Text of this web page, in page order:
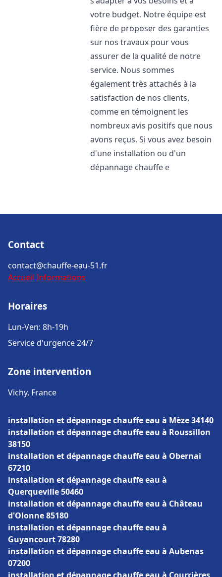
votre budget. Notre équipe est
fière de proposer des garanties
sur nos travaux pour vous
assurer de la qualité de notre
service. Nous sommes
également très attachés à la
satisfaction de nos clients,
comme en témoignent les
nombreux avis positifs que nous
avons reçus. Si vous avez besoin
d'une installation ou d'un
dépannage chauffe e
Contact
contact@chauffe-eau-51.fr
Accueil Informations
Horaires
Lun-Ven: 8h-19h
Service d'urgence 24/7
Zone intervention
Vichy, France
installation et dépannage chauffe eau à Mèze 34140
installation et dépannage chauffe eau à Roussillon
38150
installation et dépannage chauffe eau à Obernai
67210
installation et dépannage chauffe eau à
Querqueville 50460
installation et dépannage chauffe eau à Château
d'Olonne 85180
installation et dépannage chauffe eau à
Guyancourt 78280
installation et dépannage chauffe eau à Aubenas
07200